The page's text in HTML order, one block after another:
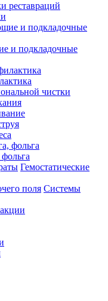
реставраций
и подкладочные
чистки
Гемостатические
Системы